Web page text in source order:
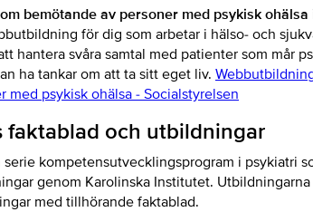
bemötande av personer med psykisk ohälsa
för dig som arbetar i hälso- och
hantera svåra samtal med patienter som mår
ha tankar om att ta sitt eget liv.
med psykisk ohälsa - Socialstyrelsen
faktablad och utbildningar
serie kompetensutvecklingsprogram i psykiatri
genom Karolinska Institutet. Utbildningarna
med tillhörande faktablad.